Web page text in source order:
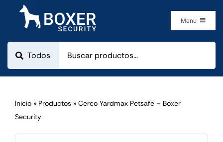
Menu
Boxer Security
Categorias
Empresa
Inicio » Productos » Cerco Yardmax Petsafe – Boxer
Security